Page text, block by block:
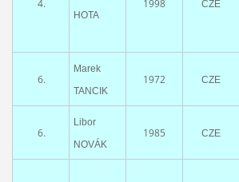
4.
HOTA
1998 CZE
6.
Marek
TANCIK
1972 CZE
6.
Libor
NOVÁK
1985 CZE